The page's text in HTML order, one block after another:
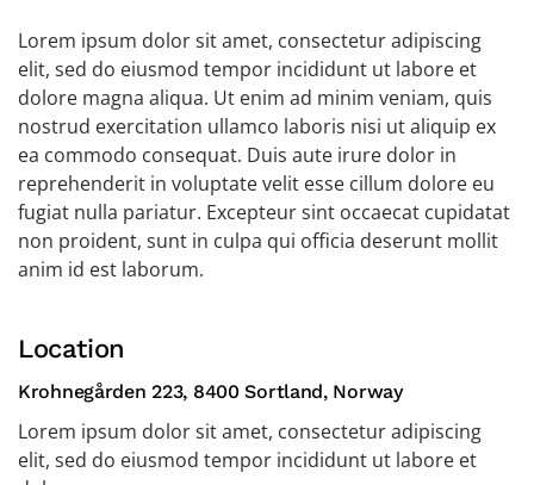
Lorem ipsum dolor sit amet, consectetur adipiscing
elit, sed do eiusmod tempor incididunt ut labore et
dolore magna aliqua. Ut enim ad minim veniam, quis
nostrud exercitation ullamco laboris nisi ut aliquip ex
ea commodo consequat. Duis aute irure dolor in
reprehenderit in voluptate velit esse cillum dolore eu
fugiat nulla pariatur. Excepteur sint occaecat cupidatat
non proident, sunt in culpa qui officia deserunt mollit
anim id est laborum.
Location
Krohnegården 223, 8400 Sortland, Norway
Lorem ipsum dolor sit amet, consectetur adipiscing
elit, sed do eiusmod tempor incididunt ut labore et